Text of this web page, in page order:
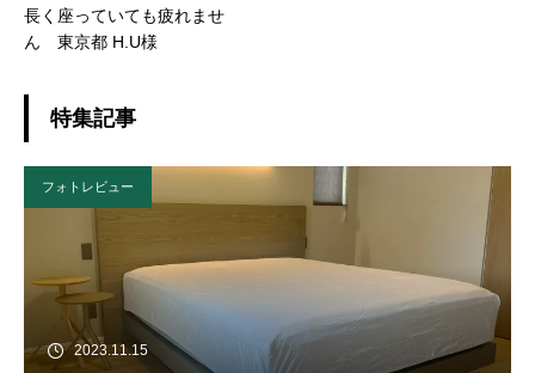
長く座っていても疲れませ
ん 東京都 H.U様
特集記事
フォトレビュー
2023.11.15